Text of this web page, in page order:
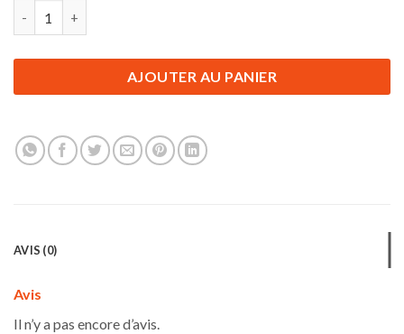
AJOUTER AU PANIER
AVIS (0)
Avis
Il n’y a pas encore d’avis.